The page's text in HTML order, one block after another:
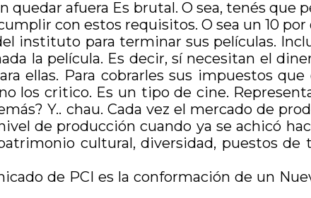
quedar afuera Es brutal. O sea, tenés que
con estos requisitos. O sea un 10
instituto para terminar sus películas.
la película. Es decir, sí necesitan el
ellas. Para cobrarles sus impuestos
los critico. Es un tipo de cine.
Y.. chau. Cada vez el mercado de
de producción cuando ya se achicó
cultural, diversidad, puestos de
de PCI es la conformación de un